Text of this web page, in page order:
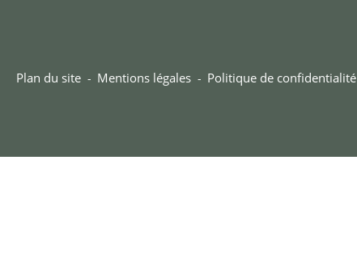
Plan du site Mentions légales Politique de confidentialité